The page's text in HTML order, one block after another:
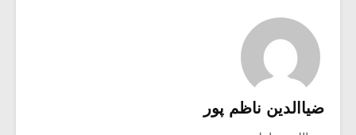
ضیاالدین ناظم پور